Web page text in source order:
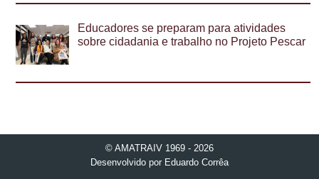
Educadores se preparam para atividades
sobre cidadania e trabalho no Projeto Pescar
© AMATRAIV 1969 - 2026
Desenvolvido por Eduardo Corrêa